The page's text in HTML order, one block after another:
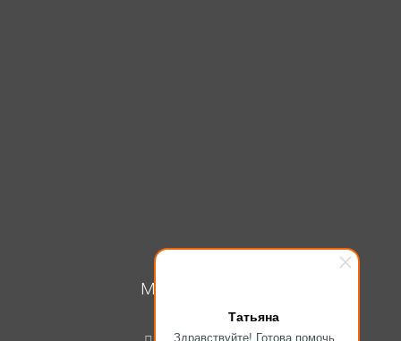
Татьяна
Здравствуйте! Готова помочь
МОЙ КАБИНЕТ